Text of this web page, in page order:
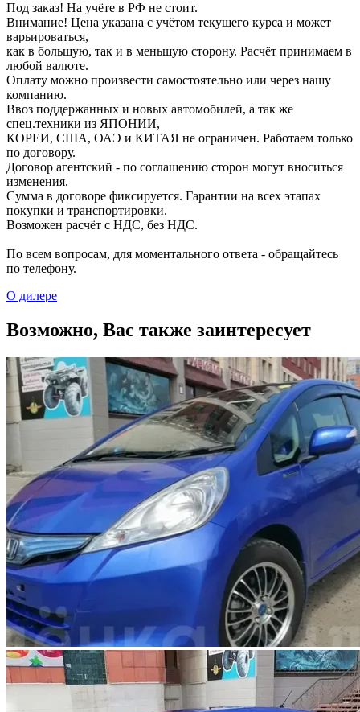
Под заказ! На учёте в РФ не стоит.
Внимание! Цена указана с учётом текущего курса и может
варьироваться,
как в большую, так и в меньшую сторону. Расчёт принимаем в
любой валюте.
Оплату можно произвести самостоятельно или через нашу
компанию.
Ввоз поддержанных и новых автомобилей, а так же
спец.техники из ЯПОНИИ,
КОРЕИ, США, ОАЭ и КИТАЯ не ограничен. Работаем только
по договору.
Договор агентский - по соглашению сторон могут вноситься
изменения.
Сумма в договоре фиксируется. Гарантии на всех этапах
покупки и транспортировки.
Возможен расчёт с НДС, без НДС.
По всем вопросам, для моментального ответа - обращайтесь
по телефону.
О дилере
Возможно, Вас также заинтересует